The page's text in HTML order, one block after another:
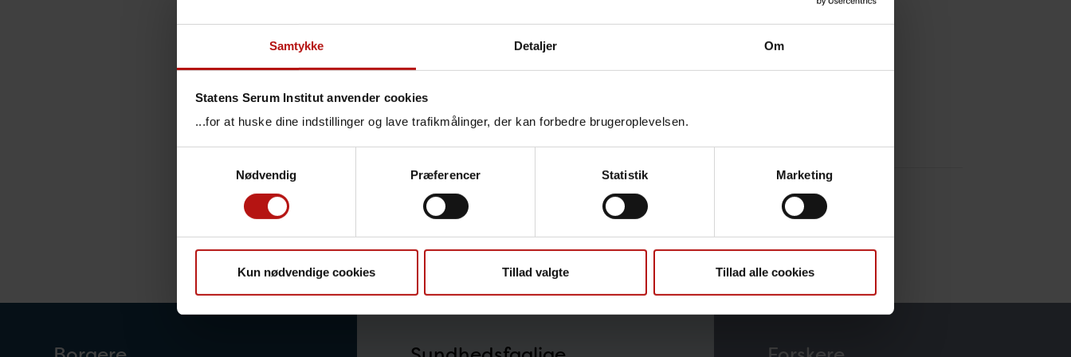
Samtykke Detaljer Om
Statens Serum Institut anvender cookies
...for at huske dine indstillinger og lave trafikmålinger, der kan forbedre brugeroplevelsen.
Nødvendig
Præferencer Statistik Marketing
Kun nødvendige cookies Tillad valgte Tillad alle cookies
Vi beklager, men den side du søger, er ikke blevet fundet.
Vi anbefaler, at du bruger vores søgefunktion.
We are sorry, but the page you are looking for cannot be found.
Please try Search.